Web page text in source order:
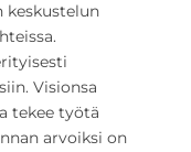
keskustelun
Visionsa
tekee työtä
arvoiksi on